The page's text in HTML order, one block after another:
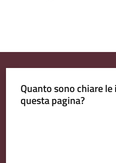
Quanto sono chiare
questa pagina?